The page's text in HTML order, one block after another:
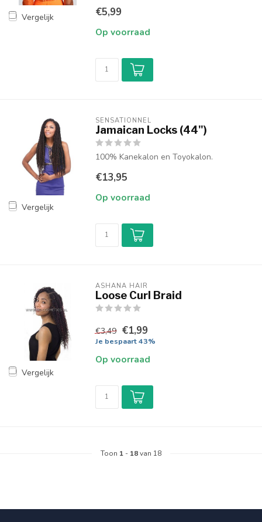
Vergelijk €5,99
Op voorraad
Vergelijk
SENSATIONNEL
Jamaican Locks (44")
100% Kanekalon en Toyokalon.
€13,95
Op voorraad
Vergelijk
ASHANA HAIR
Loose Curl Braid
€3,49 €1,99
Je bespaart 43%
Op voorraad
Toon 1 - 18van 18